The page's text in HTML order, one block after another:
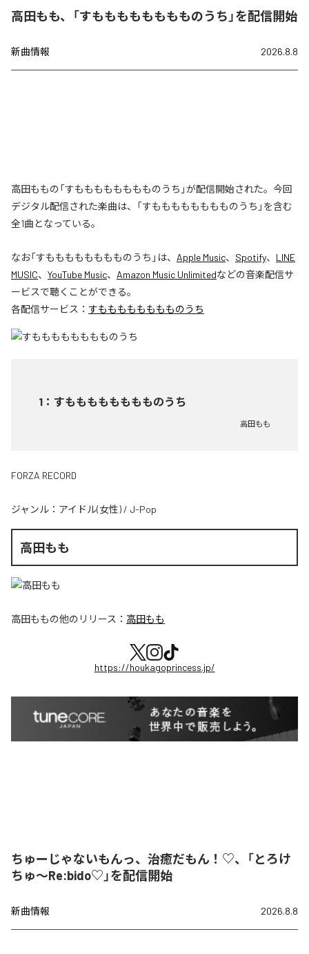
高田もも、「すもももももももものうち」を配信開始
新曲情報 2026.8.8
高田ももの「すもももももももものうち」が配信開始された。今回
デジタル配信された楽曲は、「すもももももももものうち」を含む
全1曲となっている。
なお「すもももももももものうち 」は、 Apple Music、 Spotify、 LINE
MUSIC、 YouTube Music、 Amazon Music Unlimitedなどの音楽配信サ
ービスで聴くことができる。
各配信サービス： すもももももももものうち
1 ： すもももももももものうち
高田もも
FORZA RECORD
ジャンル： アイドル(女性) / J-Pop
高田もも
高田ももの他のリリース： 高田もも
https://houkagoprincess.jp/
ちゅーじゃないもんっ、治癒だもん！♡、「とろけ
ちゅ〜Re:bido♡」を配信開始
新曲情報 2026.8.8